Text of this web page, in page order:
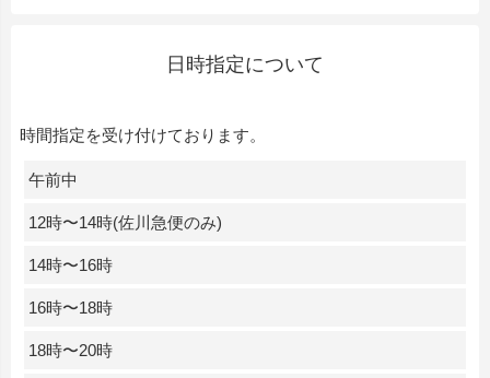
日時指定について
時間指定を受け付けております。
午前中
12時〜14時(佐川急便のみ)
14時〜16時
16時〜18時
18時〜20時